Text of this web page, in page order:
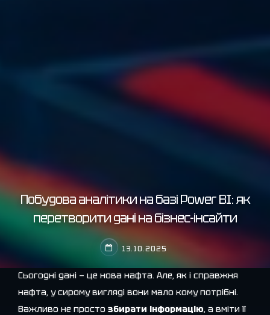
Побудова аналітики на базі Power BI: як
перетворити дані на бізнес-інсайти
13.10.2025
Сьогодні дані — це нова нафта. Але, як і справжня
нафта, у сирому вигляді вони мало кому потрібні.
Важливо не просто збирати інформацію, а вміти її